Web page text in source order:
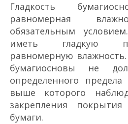
Гладкость
равномерная
обязательным
иметь гладкую
равномерную
бумаги­основы не
определенного
выше которого
закрепления
бумаги.